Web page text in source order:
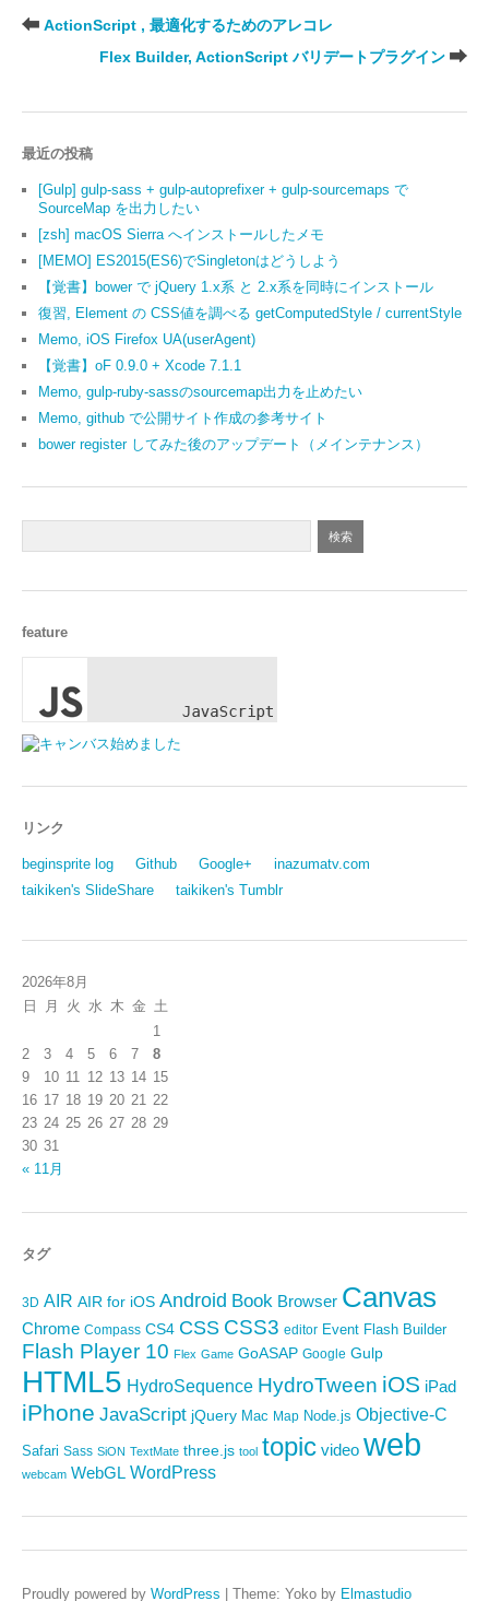
ActionScript , 最適化するためのアレコレ
Flex Builder, ActionScript バリデートプラグイン
最近の投稿
[Gulp] gulp-sass + gulp-autoprefixer + gulp-sourcemaps で
SourceMap を出力したい
[zsh] macOS Sierra へインストールしたメモ
[MEMO] ES2015(ES6)でSingletonはどうしよう
【覚書】bower で jQuery 1.x系 と 2.x系を同時にインストール
復習, Element の CSS値を調べる getComputedStyle / currentStyle
Memo, iOS Firefox UA(userAgent)
【覚書】oF 0.9.0 + Xcode 7.1.1
Memo, gulp-ruby-sassのsourcemap出力を止めたい
Memo, github で公開サイト作成の参考サイト
bower register してみた後のアップデート（メインテナンス）
feature
リンク
beginsprite log Github Google+
inazumatv.com
taikiken's SlideShare
taikiken's Tumblr
2026年8月
日
月 火 水 木 金 土
1
2
3 4 5 6 7
8
9
10 11 12 13 14 15
16 17 18 19 20 21 22
23 24 25 26 27 28 29
30 31
« 11月
タグ
3D AIR AIR for iOS Android Book Browser Canvas
Chrome Compass CS4 CSS CSS3 editor Event Flash Builder
Flash Player 10 Flex Game GoASAP Google Gulp
HTML5 HydroSequence HydroTween iOS iPad
iPhone JavaScript jQuery Mac Map Node.js Objective-C
Safari Sass SiON TextMate three.js tool topic video web
webcam WebGL WordPress
Proudly powered by WordPress Theme: Yoko by Elmastudio